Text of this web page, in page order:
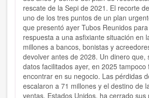
rescate de la Sepi de 2021. El recorte
uno de los tres puntos de un plan
que presentó ayer Tubos Reunidos
respuesta a una asfixiante situación en
millones a bancos, bonistas y
devolver antes de 2028. Un dinero que,
datos facilitados ayer, en 2025 tampoco
encontrar en su negocio. Las pérdidas
escalaron a 71 millones y el destino de
ventas, Estados Unidos, ha cerrado sus